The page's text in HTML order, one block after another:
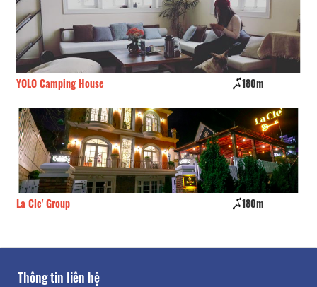
YOLO Camping House 180m
La Cle' Group 180m
Thông tin liên hệ